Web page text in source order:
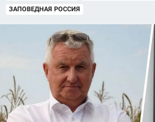
ЗАПОВЕДНАЯ РОССИЯ